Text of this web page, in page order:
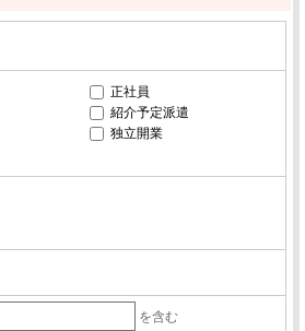
正社員
紹介予定派遣
独立開業
を含む